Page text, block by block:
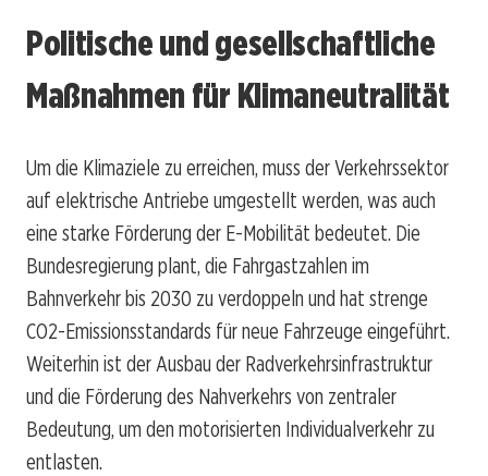
Politische und gesellschaftliche
Maßnahmen für Klimaneutralität
Um die Klimaziele zu erreichen, muss der Verkehrssektor
auf elektrische Antriebe umgestellt werden, was auch
eine starke Förderung der E-Mobilität bedeutet. Die
Bundesregierung plant, die Fahrgastzahlen im
Bahnverkehr bis 2030 zu verdoppeln und hat strenge
CO2-Emissionsstandards für neue Fahrzeuge eingeführt.
Weiterhin ist der Ausbau der Radverkehrsinfrastruktur
und die Förderung des Nahverkehrs von zentraler
Bedeutung, um den motorisierten Individualverkehr zu
entlasten.